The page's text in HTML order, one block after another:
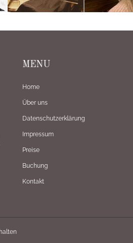
MENU
Home
Über uns
Datenschutzerklärung
Impressum
Preise
Buchung
Kontakt